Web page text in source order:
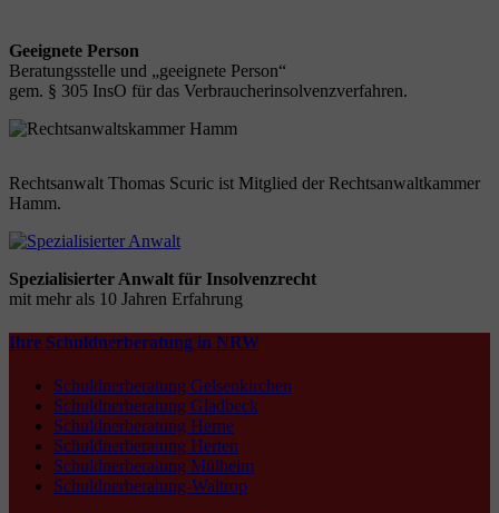
Geeignete Person
Beratungsstelle und „geeignete Person“
gem. § 305 InsO für das Verbraucherinsolvenzverfahren.
Rechtsanwalt Thomas Scuric ist Mitglied der Rechtsanwaltkammer
Hamm.
Spezialisierter Anwalt für Insolvenzrecht
mit mehr als 10 Jahren Erfahrung
Ihre Schuldnerberatung in NRW
Schuldnerberatung Gelsenkirchen
Schuldnerberatung Gladbeck
Schuldnerberatung Herne
Schuldnerberatung Herten
Schuldnerberatung Mülheim
Schuldnerberatung-Waltrop